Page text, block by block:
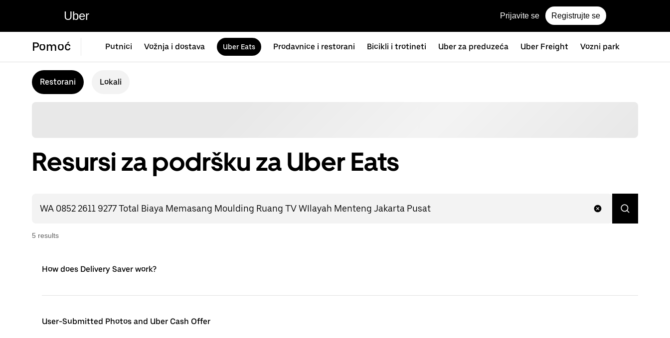
Uber Prijavite se Registrujte se
Pomoć Putnici Vožnja i dostava Uber Eats Prodavnice i restorani Bicikli i trotineti Uber za preduzeća Uber Freight Vozni park
Restorani Lokali
Resursi za podršku za Uber Eats
5 results
How does Delivery Saver work?
User-Submitted Photos and Uber Cash Offer